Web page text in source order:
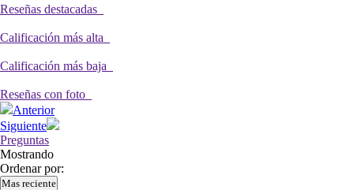
Reseñas destacadas
Calificación más alta
Calificación más baja
Reseñas con foto
Anterior
Siguiente
Preguntas
Mostrando
Ordenar por:
Mas reciente